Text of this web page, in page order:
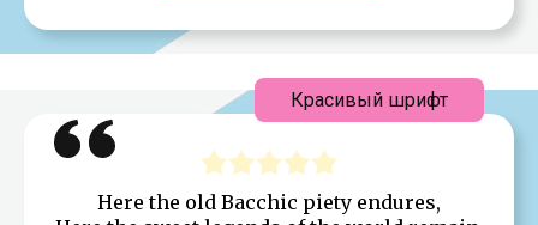
Here the old Bacchic piety endures,
Красивый шрифт